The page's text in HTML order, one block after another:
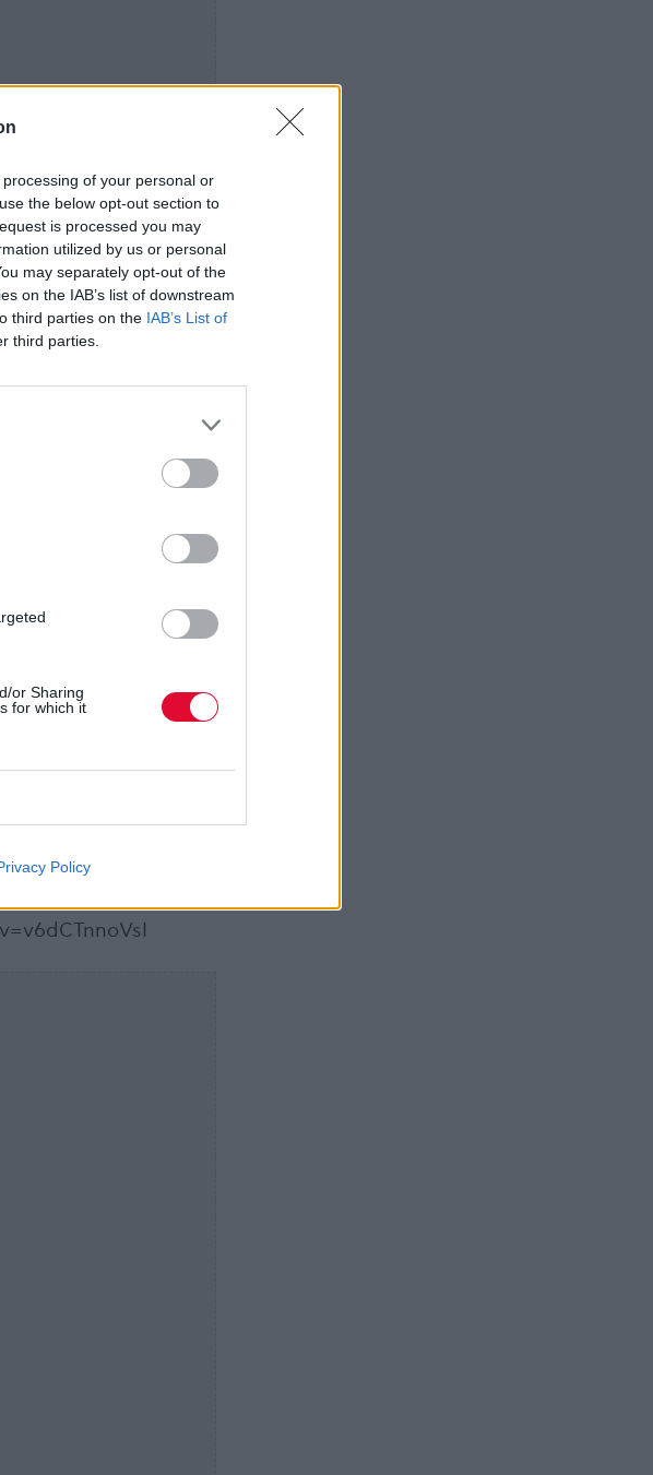
of your personal or
the below opt-out section to
is processed you may
utilized by us or personal
may separately opt-out of the
on the IAB’s list of downstream
third parties on the IAB’s List of
third parties.
or Sharing
for which it
Policy
από τους Jelly Roll,
Roan,
Abrams και